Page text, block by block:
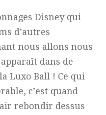
Disney qui
d’autres
nous allons nous
dans de
Luxo Ball ! Ce qui
c’est quand
rebondir dessus